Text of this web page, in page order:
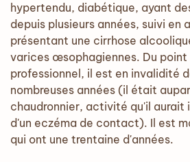
hypertendu, diabétique, ayant
depuis plusieurs années, suivi en
présentant une cirrhose
varices œsophagiennes. Du point
professionnel, il est en invalidité
nombreuses années (il était
chaudronnier, activité qu'il aurait
d'un eczéma de contact). Il est
qui ont une trentaine d'années.